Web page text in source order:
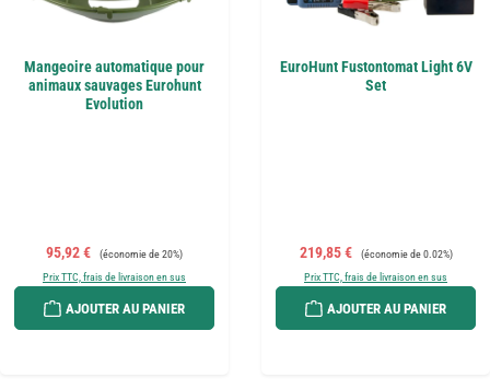
Mangeoire automatique pour
animaux sauvages Eurohunt
Evolution
Prix de vente :
95,92 € Prix régulier :
(économie de 20%)
Prix TTC, frais de livraison en sus
AJOUTER AU PANIER
EuroHunt Fustontomat Light 6V
Set
Prix de vente :
219,85 € Prix régulier :
(économie de 0.02%)
Prix TTC, frais de livraison en sus
AJOUTER AU PANIER